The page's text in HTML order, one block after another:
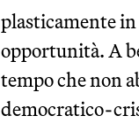
plasticamente in
opportunità. A
tempo che non
democratico-